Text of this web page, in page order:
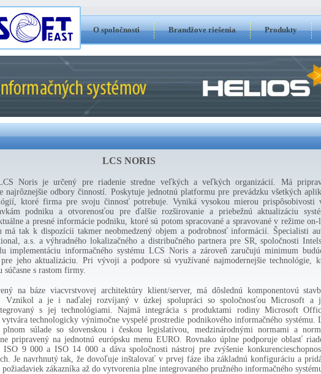
O spoločnosti Brandžove riešenia Produkty
LCS NORIS
Noris je určený pre riadenie stredne veľkých a veľkých organizácií. Má
najrôznejšie odbory činností. Poskytuje jednotnú platformu pre prevádzku všetkých
ktoré firma pre svoju činnosť potrebuje. Vyniká vysokou mierou prispôsobivosti
podniku a otvorenosťou pre ďalšie rozširovanie a priebežnú aktualizáciu
a presné informácie podniku, ktoré sú potom spracované a spravované v režime on-
má tak k dispozícii takmer neobmedzený objem a podrobnosť informácií. Špecialisti
a.s. a výhradného lokalizačného a distribučného partnera pre SR, spoločnosti
implementáciu informačného systému LCS Noris a zároveň zaručujú minimum
jeho aktualizáciu. Pri vývoji a podpore sú využívané najmodernejšie technológie,
súčasne s rastom firmy.
na báze viacvrstvovej architektúry klient/server, má dôslednú komponentovú
Vznikol a je i naďalej rozvíjaný v úzkej spolupráci so spoločnosťou Microsoft a
s jej technológiami. Najmä integrácia s produktami rodiny Microsoft
technologicky výnimočne vyspelé prostredie podnikového informačného systému.
súlade so slovenskou i českou legislatívou, medzinárodnými normami a
pripravený na jednotnú európsku menu EURO. Rovnako úplne podporuje oblasť
9 000 a ISO 14 000 a dáva spoločnosti nástroj pre zvýšenie
Je navrhnutý tak, že dovoľuje inštalovať v prvej fáze iba základnú konfiguráciu a
zákazníka až do vytvorenia plne integrovaného pružného informačného